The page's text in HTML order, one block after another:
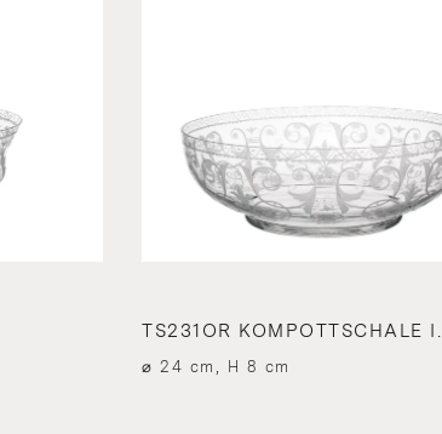
TS231OR KOMPOTTSCHALE I.
⌀ 24 cm, H 8 cm